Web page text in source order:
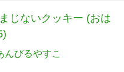
じないクッキー (おは
んびるやすこ